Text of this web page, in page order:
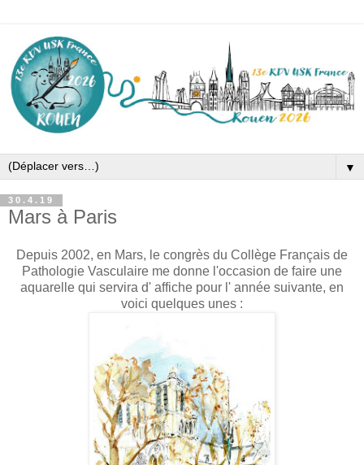
▼
30.4.19
Mars à Paris
Depuis 2002, en Mars, le congrès du Collège Français de
Pathologie Vasculaire me donne l'occasion de faire une
aquarelle qui servira d' affiche pour l' année suivante, en
voici quelques unes :